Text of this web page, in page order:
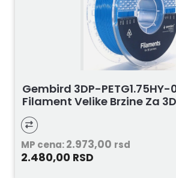
Gembird 3DP-PETG1.75HY-
Filament Velike Brzine Za
MP cena:2.973,00 rsd
2.480,00 RSD